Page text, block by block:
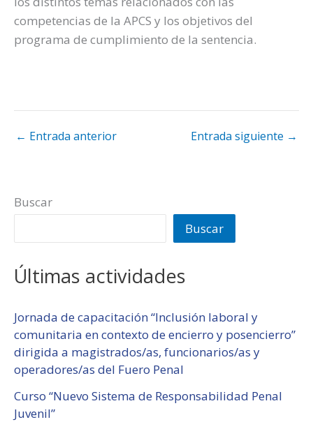
competencias de la APCS y los objetivos del
programa de cumplimiento de la sentencia.
← Entrada anterior Entrada siguiente →
Buscar
Buscar
Últimas actividades
Jornada de capacitación “Inclusión laboral y
comunitaria en contexto de encierro y posencierro”
dirigida a magistrados/as, funcionarios/as y
operadores/as del Fuero Penal
Curso “Nuevo Sistema de Responsabilidad Penal
Juvenil”